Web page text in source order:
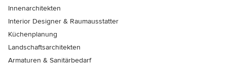
Innenarchitekten
Interior Designer & Raumausstatter
Küchenplanung
Landschaftsarchitekten
Armaturen & Sanitärbedarf